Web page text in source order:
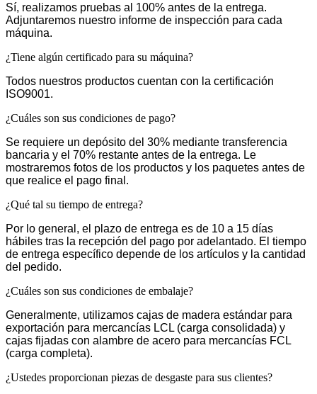
Sí, realizamos pruebas al 100% antes de la entrega.
Adjuntaremos nuestro informe de inspección para cada
máquina.
¿Tiene algún certificado para su máquina?
Todos nuestros productos cuentan con la certificación
ISO9001.
¿Cuáles son sus condiciones de pago?
Se requiere un depósito del 30% mediante transferencia
bancaria y el 70% restante antes de la entrega. Le
mostraremos fotos de los productos y los paquetes antes de
que realice el pago final.
¿Qué tal su tiempo de entrega?
Por lo general, el plazo de entrega es de 10 a 15 días
hábiles tras la recepción del pago por adelantado. El tiempo
de entrega específico depende de los artículos y la cantidad
del pedido.
¿Cuáles son sus condiciones de embalaje?
Generalmente, utilizamos cajas de madera estándar para
exportación para mercancías LCL (carga consolidada) y
cajas fijadas con alambre de acero para mercancías FCL
(carga completa).
¿Ustedes proporcionan piezas de desgaste para sus clientes?